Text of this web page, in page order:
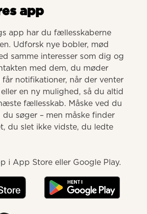
app
app har du fællesskaberne
Udforsk nye bobler, mød
samme interesser som dig og
med dem, du møder
får notifikationer, når der venter
en ny mulighed, så du altid
fællesskab. Måske ved du
du søger – men måske finder
du slet ikke vidste, du ledte
i App Store eller Google Play.